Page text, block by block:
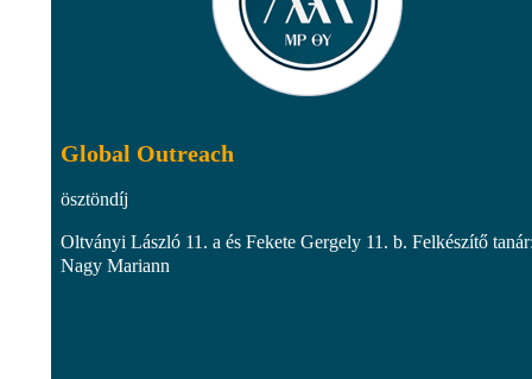
Global Outreach
ösztöndíj
Oltványi László 11. a és Fekete Gergely 11. b. Felkészítő
Nagy Mariann